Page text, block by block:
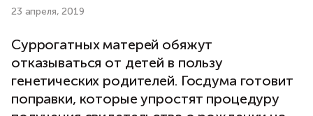
23 апреля, 2019
Суррогатных матерей обяжут
отказываться от детей в пользу
генетических родителей. Госдума готовит
поправки, которые упростят процедуру